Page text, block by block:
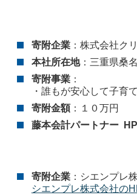
寄附企業：株式会社ク
本社所在地：三重県桑
寄附事業：
・誰もが安心して子育
寄附金額：１０万円
藤本会計パートナー HP
寄附企業：シエンプレ
シエンプレ株式会社の